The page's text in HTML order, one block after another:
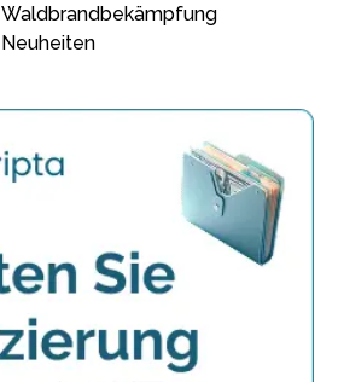
Waldbrandbekämpfung
Neuheiten